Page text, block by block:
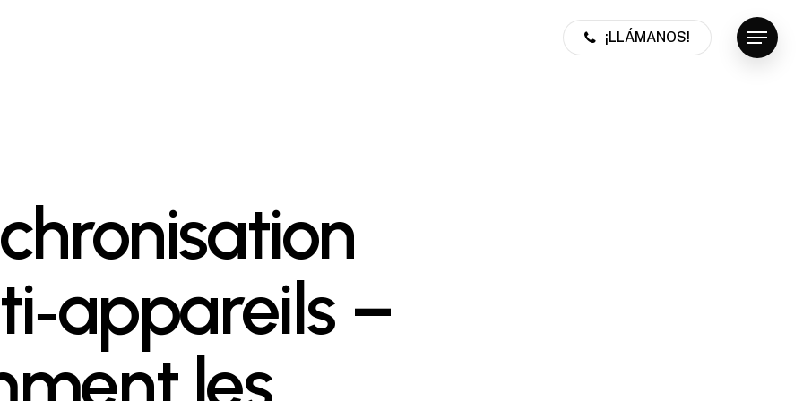
¡LLÁMANOS! Menu
–
les